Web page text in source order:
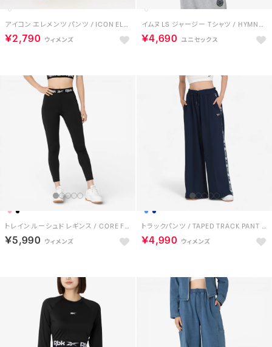
アイコン エレメンツ パンツ / ICON ELEMENTS FT PANT （チョーク）
￥2,790
イムヌ LS ジャージー Tシャツ / HYMNE LS JERSEY TEE （ホワイト）
￥4,690
トレイン ルーシュド レギンス / CORE FITNESS TRAINING RUCHED LEGGING （ブラック）
￥5,990
トラックパンツ / TAPED TRACK PANT （ネイビー）
￥4,990